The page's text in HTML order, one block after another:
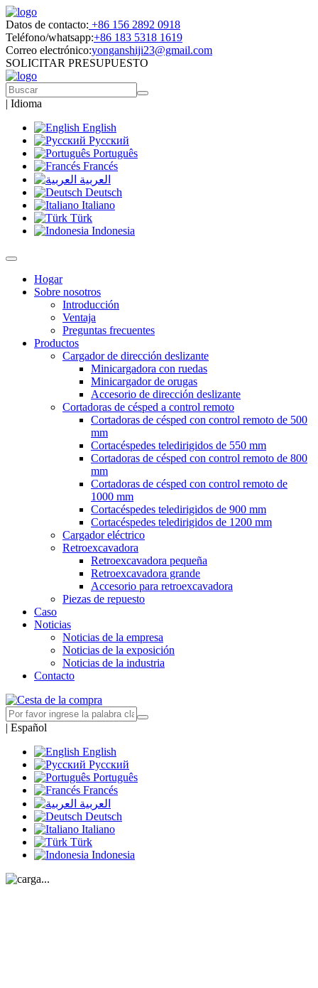
Datos de contacto: +86 156 2892 0918
Teléfono/whatsapp:+86 183 5318 1619
Correo electrónico:yonganshiji23@gmail.com
SOLICITAR PRESUPUESTO
| Idioma
English
Русский
Português
Francés
العربية
Deutsch
Italiano
Türk
Indonesia
Hogar
Sobre nosotros
Introducción
Ventaja
Preguntas frecuentes
Productos
Cargador de dirección deslizante
Minicargadora con ruedas
Minicargador de orugas
Accesorio de dirección deslizante
Cortadoras de césped a control remoto
Cortadoras de césped con control remoto de 500
mm
Cortacéspedes teledirigidos de 550 mm
Cortadoras de césped con control remoto de 800
mm
Cortadoras de césped con control remoto de
1000 mm
Cortacéspedes teledirigidos de 900 mm
Cortacéspedes teledirigidos de 1200 mm
Cargador eléctrico
Retroexcavadora
Retroexcavadora pequeña
Retroexcavadora grande
Accesorio para retroexcavadora
Piezas de repuesto
Caso
Noticias
Noticias de la empresa
Noticias de la exposición
Noticias de la industria
Contacto
| Español
English
Русский
Português
Francés
العربية
Deutsch
Italiano
Türk
Indonesia